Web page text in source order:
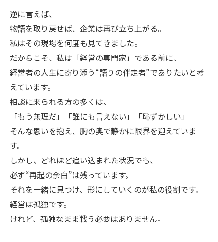
逆に言えば、
物語を取り戻せば、企業は再び立ち上がる。
私はその現場を何度も見てきました。
だからこそ、私は「経営の専門家」である前に、
経営者の人生に寄り添う“語りの伴走者”でありたいと考
えています。
相談に来られる方の多くは、
「もう無理だ」「誰にも言えない」「恥ずかしい」
そんな思いを抱え、胸の奥で静かに限界を迎えていま
す。
しかし、どれほど追い込まれた状況でも、
必ず“再起の余白”は残っています。
それを一緒に見つけ、形にしていくのが私の役割です。
経営は孤独です。
けれど、孤独なまま戦う必要はありません。